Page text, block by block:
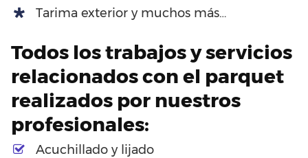
Tarima exterior y muchos más…
Todos los trabajos y servicios
relacionados con el parquet
realizados por nuestros
profesionales:
Acuchillado y lijado